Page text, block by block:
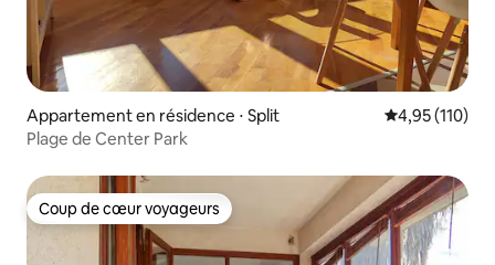
Appartement en résidence ⋅ Split Évaluation
4,95 (110)
Plage de Center Park
Coup de cœur voyageurs
Coup de cœur voyageurs